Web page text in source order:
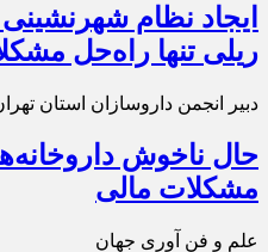
ایجاد نظام
ریلی تنها راه‌حل
دبیر انجمن داروسازان استان
حال ناخوش
مشکلات مالی
علم و فن آوری جهان